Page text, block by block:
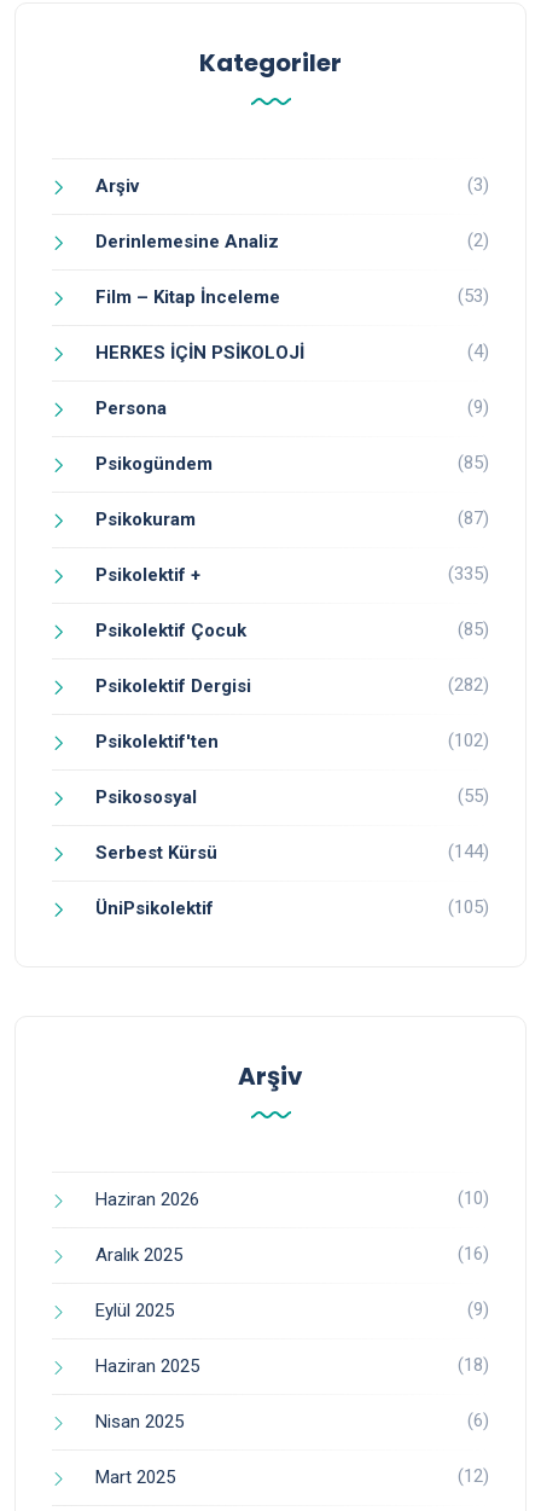
Kategoriler
Arşiv (3)
Derinlemesine Analiz (2)
Film – Kitap İnceleme (53)
HERKES İÇİN PSİKOLOJİ (4)
Persona (9)
Psikogündem (85)
Psikokuram (87)
Psikolektif + (335)
Psikolektif Çocuk (85)
Psikolektif Dergisi (282)
Psikolektif'ten (102)
Psikososyal (55)
Serbest Kürsü (144)
ÜniPsikolektif (105)
Arşiv
Haziran 2026 (10)
Aralık 2025 (16)
Eylül 2025 (9)
Haziran 2025 (18)
Nisan 2025 (6)
Mart 2025 (12)